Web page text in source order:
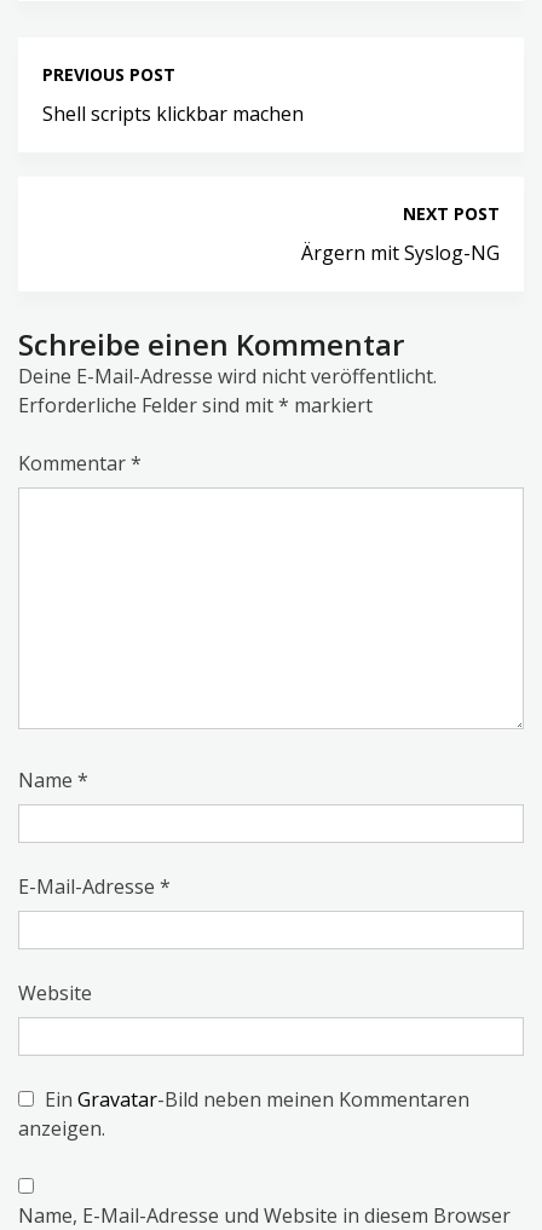
PREVIOUS POST
Shell scripts klickbar machen
NEXT POST
Ärgern mit Syslog-NG
Schreibe einen Kommentar
Deine E-Mail-Adresse wird nicht veröffentlicht.
Erforderliche Felder sind mit* markiert
Kommentar*
Name *
E-Mail-Adresse *
Website
Ein Gravatar-Bild neben meinen Kommentaren
anzeigen.
Name, E-Mail-Adresse und Website in diesem Browser